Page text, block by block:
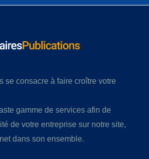
se consacre à faire croître votre
gamme de services afin de
de votre entreprise sur notre site,
dans son ensemble.